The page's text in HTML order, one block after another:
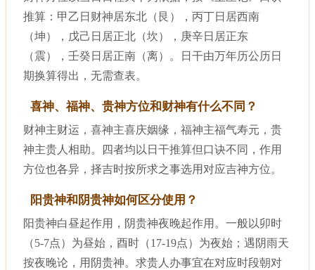
推算：甲乙日财神居东北（艮），丙丁日居西南
（坤），戊己日居正北（坎），庚辛日居正东
（震），壬癸日居正南（离）。日干由万年历公历日
期换算得出，无需查表。
喜神、福神、贵神方位和财神有什么不同？
财神主财运，喜神主喜庆姻缘，福神主福气寿元，贵
神主贵人相助。四者均以日干推算但口诀不同，作用
方位也各异，择吉时按所求之事选用对应吉神方位。
阳贵神和阴贵神如何区分使用？
阳贵神白昼起作用，阴贵神夜晚起作用。一般以卯时
（5-7点）为昼始，酉时（17-19点）为夜始；遇阴雨天
按夜晚论，用阴贵神。求贵人办事宜在对应时段朝对